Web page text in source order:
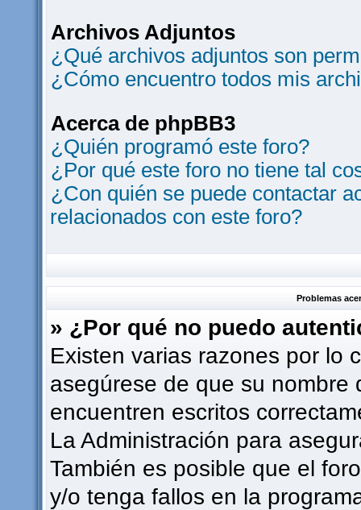
Archivos Adjuntos
¿Qué archivos adjuntos son
¿Cómo encuentro todos mis
Acerca de phpBB3
¿Quién programó este foro?
¿Por qué este foro no tiene tal
¿Con quién se puede contactar
relacionados con este foro?
Problemas
» ¿Por qué no puedo
Existen varias razones por lo
asegúrese de que su nombre
encuentren escritos
La Administración para
También es posible que el
y/o tenga fallos en la